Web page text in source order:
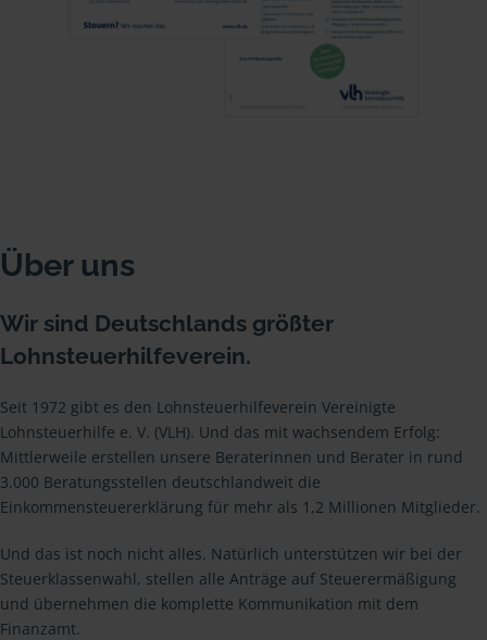
Über uns
Wir sind Deutschlands größter
Lohnsteuerhilfeverein.
Seit 1972 gibt es den Lohnsteuerhilfeverein Vereinigte
Lohnsteuerhilfe e. V. (VLH). Und das mit wachsendem Erfolg:
Mittlerweile erstellen unsere Beraterinnen und Berater in rund
3.000 Beratungsstellen deutschlandweit die
Einkommensteuererklärung für mehr als 1,2 Millionen Mitglieder.
Und das ist noch nicht alles. Natürlich unterstützen wir bei der
Steuerklassenwahl, stellen alle Anträge auf Steuerermäßigung
und übernehmen die komplette Kommunikation mit dem
Finanzamt.